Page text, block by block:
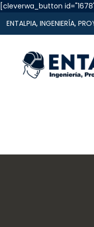
[cleverwa_button
ENTALPIA, INGENIERÍA,